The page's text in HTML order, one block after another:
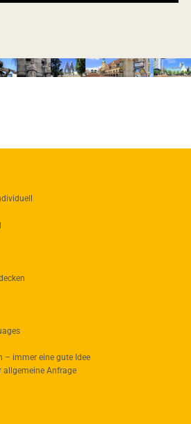
– immer eine gute Idee
allgemeine Anfrage